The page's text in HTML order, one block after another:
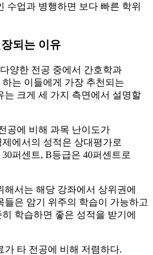
수업과 병행하면 보다 빠른 학위
되는 이유
양한 전공 중에서 간호학과
는 이들에게 가장 추천되는
는 크게 세 가지 측면에서 설명할
공에 비해 과목 난이도가
에서의 성적은 상대평가로
퍼센트, B등급은 40퍼센트로
서는 해당 강좌에서 상위권에
들은 암기 위주의 학습이 가능하고
학습하면 좋은 성적을 받기에
가 타 전공에 비해 저렴하다.